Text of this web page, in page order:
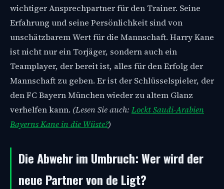
wichtiger Ansprechpartner für den Trainer. Seine
Erfahrung und seine Persönlichkeit sind von
unschätzbarem Wert für die Mannschaft. Harry Kane
ist nicht nur ein Torjäger, sondern auch ein
Teamplayer, der bereit ist, alles für den Erfolg der
Mannschaft zu geben. Er ist der Schlüsselspieler, der
den FC Bayern München wieder zu altem Glanz
verhelfen kann. (Lesen Sie auch: Lockt Saudi-Arabien
Bayerns Kane in die Wüste?)
Die Abwehr im Umbruch: Wer wird der
neue Partner von de Ligt?